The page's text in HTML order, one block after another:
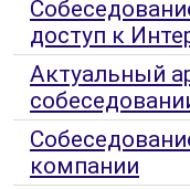
доступ к
Актуальный
компании